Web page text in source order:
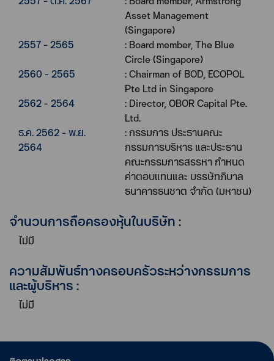
Asset Management
(Singapore)
2557 - 2565
: Board member, The Blue
Circle (Singapore)
2560 - 2565
: Chairman of BOD, ECOPOL
Pte Ltd in Singapore
2562 - 2564
: Director, OBOR Capital Pte.
Ltd.
ธ.ค. 2562 - พ.ย.
2564
: กรรมการ ประธานคณะ
กรรมการบริหาร และประธาน
คณะกรรมการสรรหา กำหนด
ค่าตอบแทนและ บรรษัทภิบาล
ธนาคารธนชาต จำกัด (มหาชน)
จำนวนการถือครองหุ้นในบริษัท :
ไม่มี
ความสัมพันธ์ทางครอบครัวระหว่างกรรมการ
และผู้บริหาร :
ไม่มี